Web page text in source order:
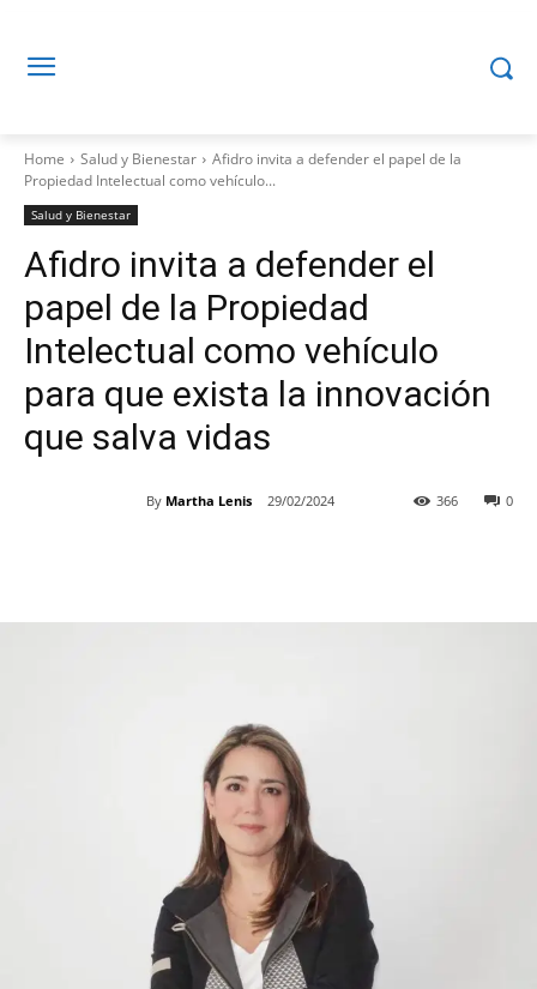
Home Salud y Bienestar
Afidro invita a defender el papel de la
Propiedad Intelectual como vehículo...
Salud y Bienestar
Afidro invita a defender el
papel de la Propiedad
Intelectual como vehículo
para que exista la innovación
que salva vidas
By Martha Lenis 29/02/2024 0
366